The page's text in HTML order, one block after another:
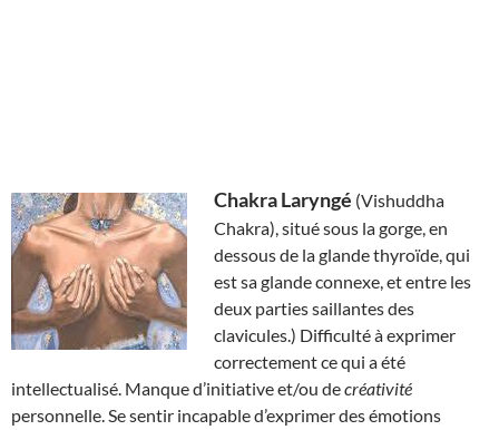
Chakra Laryngé (Vishuddha
Chakra), situé sous la gorge, en
dessous de la glande thyroïde, qui
est sa glande connexe, et entre les
deux parties saillantes des
clavicules.) Difficulté à exprimer
correctement ce qui a été
intellectualisé. Manque d’initiative et/ou decréativité
personnelle. Se sentir incapable d’exprimer des émotions